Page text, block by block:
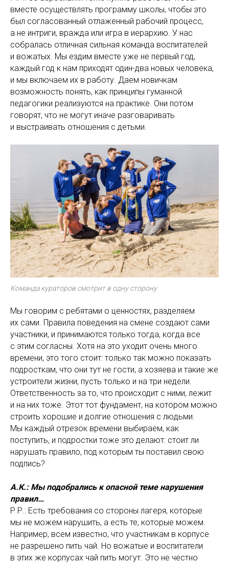
вместе осуществлять программу школы, чтобы это
был согласованный отлаженный рабочий процесс,
а не интриги, вражда или игра в иерархию. У нас
собралась отличная сильная команда воспитателей
и вожатых. Мы ездим вместе уже не первый год,
каждый год к нам приходят один-два новых человека,
и мы включаем их в работу. Даем новичкам
возможность понять, как принципы гуманной
педагогики реализуются на практике. Они потом
говорят, что не могут иначе разговаривать
и выстраивать отношения с детьми.
Команда кураторов смотрит в одну сторону
Мы говорим с ребятами о ценностях, разделяем
их сами. Правила поведения на смене создают сами
участники, и принимаются только тогда, когда все
с этим согласны. Хотя на это уходит очень много
времени, это того стоит: только так можно показать
подросткам, что они тут не гости, а хозяева и такие же
устроители жизни, пусть только и на три недели.
Ответственность за то, что происходит с ними, лежит
и на них тоже. Этот тот фундамент, на котором можно
строить хорошие и долгие отношения с людьми.
Мы каждый отрезок времени выбираем, как
поступить, и подростки тоже это делают: стоит ли
нарушать правило, под которым ты поставил свою
подпись?
А.К.: Мы подобрались к опасной теме нарушения
правил…
Р.Р.: Есть требования со стороны лагеря, которые
мы не можем нарушить, а есть те, которые можем.
Например, всем известно, что участникам в корпусе
не разрешено пить чай. Но вожатые и воспитатели
в этих же корпусах чай пить могут. Это не честно